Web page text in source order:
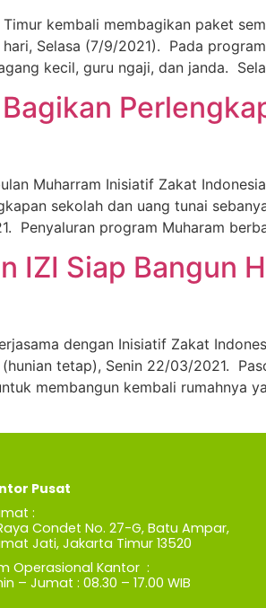
kembali membagikan paket
Selasa (7/9/2021). Pada
kecil, guru ngaji, dan janda.
Muharram Inisiatif Zakat
sekolah dan uang tunai
Penyaluran program Muharam
IZI Siap Bangun
dengan Inisiatif Zakat
tetap), Senin 22/03/2021.
membangun kembali rumahnya
Pusat
:
Condet No. 27-G, Batu Ampar,
Jati, Jakarta Timur 13520
Operasional Kantor :
– Jumat : 08.30 – 17.00 WIB